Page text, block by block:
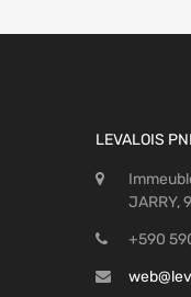
LEVALOIS
JARRY,
+590